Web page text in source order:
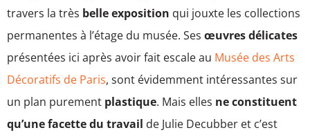
travers la très belle exposition qui jouxte les collections
permanentes à l’étage du musée. Ses œuvres délicates
présentées ici après avoir fait escale au Musée des Arts
Décoratifs de Paris, sont évidemment intéressantes sur
un plan purement plastique. Mais elles ne constituent
qu’une facette du travail de Julie Decubber et c’est